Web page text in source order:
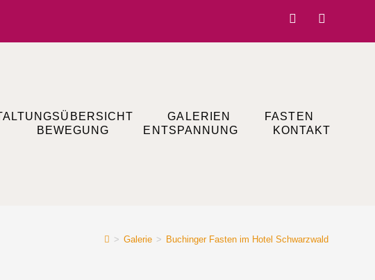
GALERIEN
FASTEN
BEWEGUNG
ENTSPANNUNG KONTAKT
> Galerie > Buchinger Fasten im Hotel Schwarzwald